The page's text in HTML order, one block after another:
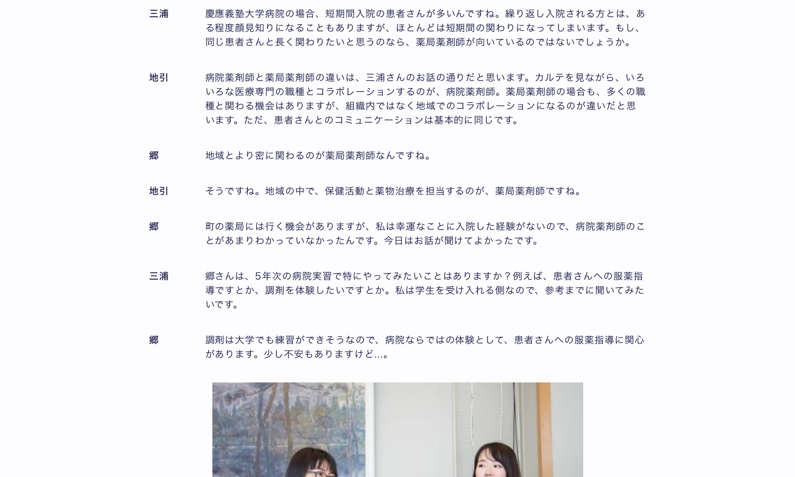
三浦
慶應義塾大学病院の場合、短期間入院の患者さんが多いんですね。繰り返し入院される方とは、あ
る程度顔見知りになることもありますが、ほとんどは短期間の関わりになってしまいます。もし、
同じ患者さんと長く関わりたいと思うのなら、薬局薬剤師が向いているのではないでしょうか。
地引
病院薬剤師と薬局薬剤師の違いは、三浦さんのお話の通りだと思います。カルテを見ながら、いろ
いろな医療専門の職種とコラボレーションするのが、病院薬剤師。薬局薬剤師の場合も、多くの職
種と関わる機会はありますが、組織内ではなく地域でのコラボレーションになるのが違いだと思
います。ただ、患者さんとのコミュニケーションは基本的に同じです。
郷 地域とより密に関わるのが薬局薬剤師なんですね。
地引 そうですね。地域の中で、保健活動と薬物治療を担当するのが、薬局薬剤師ですね。
郷
町の薬局には行く機会がありますが、私は幸運なことに入院した経験がないので、病院薬剤師のこ
とがあまりわかっていなかったんです。今日はお話が聞けてよかったです。
三浦
郷さんは、5年次の病院実習で特にやってみたいことはありますか？例えば、患者さんへの服薬指
導ですとか、調剤を体験したいですとか。私は学生を受け入れる側なので、参考までに聞いてみた
いです。
郷
調剤は大学でも練習ができそうなので、病院ならではの体験として、患者さんへの服薬指導に関心
があります。少し不安もありますけど...。